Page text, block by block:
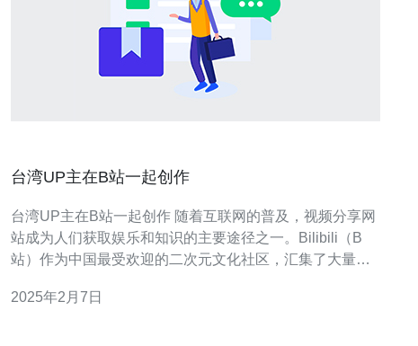
台湾UP主在B站一起创作
台湾UP主在B站一起创作 随着互联网的普及，视频分享网
站成为人们获取娱乐和知识的主要途径之一。Bilibili（B
站）作为中国最受欢迎的二次元文化社区，汇集了大量的
越来越多来自台湾的UP主也加入了这个大家庭，一起创作
2025年2月7日